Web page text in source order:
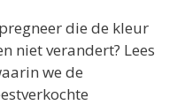
die de kleur
niet verandert? Lees
we de